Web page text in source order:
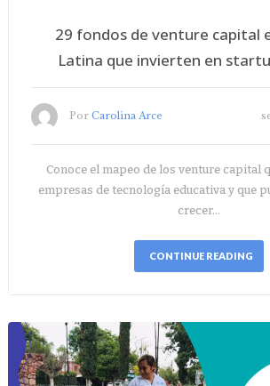
29 fondos de venture capital
Latina que invierten en
Por Carolina Arce
Conoce el mapeo de los venture capital
empresas de tecnología educativa y que
crecer…
CONTINUE READING